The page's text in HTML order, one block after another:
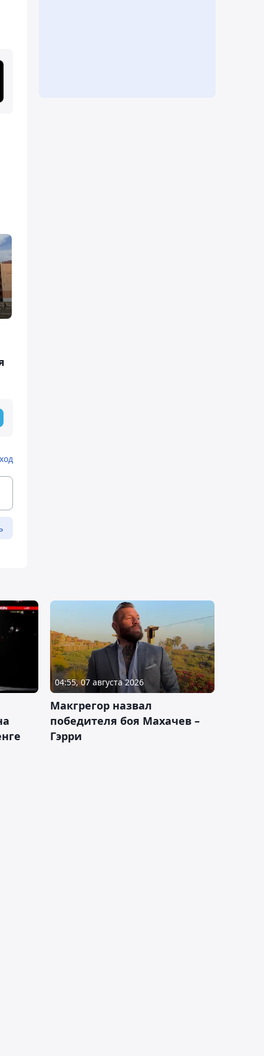
04:55, 07 августа 2026
Макгрегор назвал
победителя боя Махачев –
Гэрри